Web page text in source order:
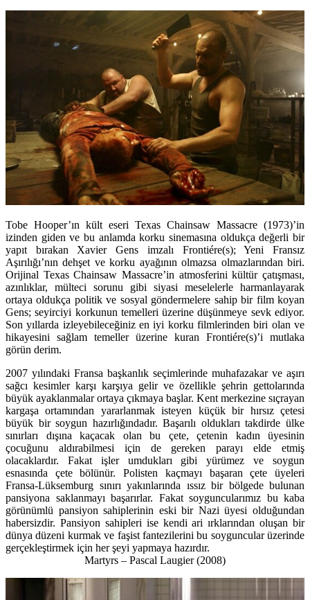
Tobe Hooper’ın kült eseri Texas Chainsaw Massacre (1973)’in
izinden giden ve bu anlamda korku sinemasına oldukça değerli bir
yapıt bırakan Xavier Gens imzalı Frontiére(s); Yeni Fransız
Aşırılığı’nın dehşet ve korku ayağının olmazsa olmazlarından biri.
Orijinal Texas Chainsaw Massacre’in atmosferini kültür çatışması,
azınlıklar, mülteci sorunu gibi siyasi meselelerle harmanlayarak
ortaya oldukça politik ve sosyal göndermelere sahip bir film koyan
Gens; seyirciyi korkunun temelleri üzerine düşünmeye sevk ediyor.
Son yıllarda izleyebileceğiniz en iyi korku filmlerinden biri olan ve
hikayesini sağlam temeller üzerine kuran Frontiére(s)’i mutlaka
görün derim.
2007 yılındaki Fransa başkanlık seçimlerinde muhafazakar ve aşırı
sağcı kesimler karşı karşıya gelir ve özellikle şehrin gettolarında
büyük ayaklanmalar ortaya çıkmaya başlar. Kent merkezine sıçrayan
kargaşa ortamından yararlanmak isteyen küçük bir hırsız çetesi
büyük bir soygun hazırlığındadır. Başarılı oldukları takdirde ülke
sınırları dışına kaçacak olan bu çete, çetenin kadın üyesinin
çocuğunu aldırabilmesi için de gereken parayı elde etmiş
olacaklardır. Fakat işler umdukları gibi yürümez ve soygun
esnasında çete bölünür. Polisten kaçmayı başaran çete üyeleri
Fransa-Lüksemburg sınırı yakınlarında ıssız bir bölgede bulunan
pansiyona saklanmayı başarırlar. Fakat soyguncularımız bu kaba
görünümlü pansiyon sahiplerinin eski bir Nazi üyesi olduğundan
habersizdir. Pansiyon sahipleri ise kendi ari ırklarından oluşan bir
dünya düzeni kurmak ve faşist fantezilerini bu soyguncular üzerinde
gerçekleştirmek için her şeyi yapmaya hazırdır.
Martyrs – Pascal Laugier (2008)